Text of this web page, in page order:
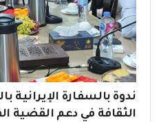
ندوة بالسفارة الإيرانية
الثقافة في دعم القضية